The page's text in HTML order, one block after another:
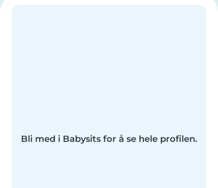
Bli med i Babysits for å se hele profilen.